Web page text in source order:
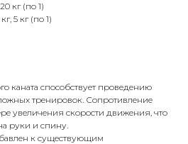
кг (по 1)
5 кг (по 1)
каната способствует проведению
тренировок. Сопротивление
увеличения скорости движения, что
руки и спину.
к существующим